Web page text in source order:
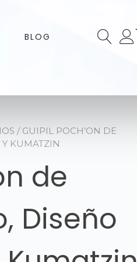
BLOG
/ GUIPIL POCH’ON DE
KUMATZIN
de
Diseño